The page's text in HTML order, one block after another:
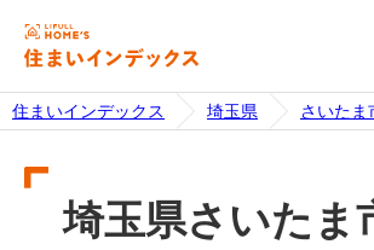
住まいインデックス 埼玉県 さいたま
埼玉県さいたま